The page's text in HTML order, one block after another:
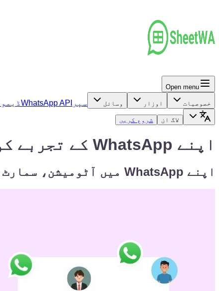
Open menu
خصوصیات اوزار وسائل سپر WhatsApp APIڈیمو
لاگ ان شروع کریں
اپنے WhatsApp کے تجربے کو مفت میں اپ گریڈ کریں۔
اپنے WhatsApp میں آٹومیشن، سمارٹ جوابات اور مزید شامل کریں – بغیر کسی قیمت کے!